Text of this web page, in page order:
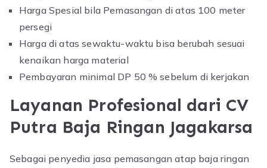
Harga Spesial bila Pemasangan di atas 100 meter
persegi
Harga di atas sewaktu-waktu bisa berubah sesuai
kenaikan harga material
Pembayaran minimal DP 50 % sebelum di kerjakan
Layanan Profesional dari CV
Putra Baja Ringan Jagakarsa
Sebagai penyedia jasa pemasangan atap baja ringan